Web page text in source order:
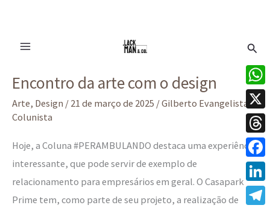
conteúdo
Encontro da arte com o design
Arte, Design / 21 de março de 2025 /Gilberto Evangelista -
Colunista
Hoje, a Coluna #PERAMBULANDO destaca uma experiência
interessante, que pode servir de exemplo de
relacionamento para empresários em geral. O Casapark
Prime tem, como parte de seu projeto, a realização de
da
arte
com
X